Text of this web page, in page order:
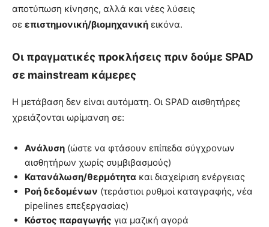
αποτύπωση κίνησης, αλλά και νέες λύσεις
σε επιστημονική/βιομηχανική εικόνα.
Οι πραγματικές προκλήσεις πριν δούμε SPAD
σε mainstream κάμερες
Η μετάβαση δεν είναι αυτόματη. Οι SPAD αισθητήρες
χρειάζονται ωρίμανση σε:
Ανάλυση (ώστε να φτάσουν επίπεδα σύγχρονων
αισθητήρων χωρίς συμβιβασμούς)
Κατανάλωση/θερμότητα και διαχείριση ενέργειας
Ροή δεδομένων (τεράστιοι ρυθμοί καταγραφής, νέα
pipelines επεξεργασίας)
Κόστος παραγωγής για μαζική αγορά